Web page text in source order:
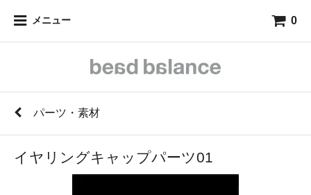
メニュー 0
パーツ・素材
イヤリングキャップパーツ01